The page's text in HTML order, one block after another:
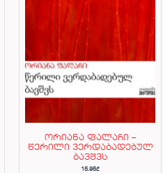
ორიანა ფალაჩი –
წერილი ვერდაბადებულ
ბავშვს
15.95₾